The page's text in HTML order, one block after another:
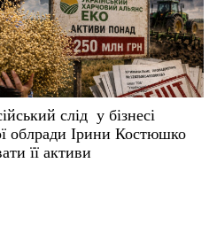
слід у бізнесі
облради Ірини Костюшко
її активи